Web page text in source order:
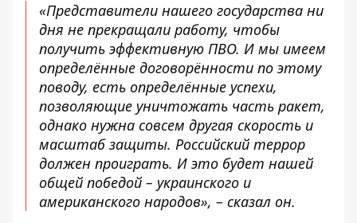
«Представители нашего государства ни
дня не прекращали работу, чтобы
получить эффективную ПВО. И мы имеем
определённые договорённости по этому
поводу, есть определённые успехи,
позволяющие уничтожать часть ракет,
однако нужна совсем другая скорость и
масштаб защиты. Российский террор
должен проиграть. И это будет нашей
общей победой – украинского и
американского народов», – сказал он.